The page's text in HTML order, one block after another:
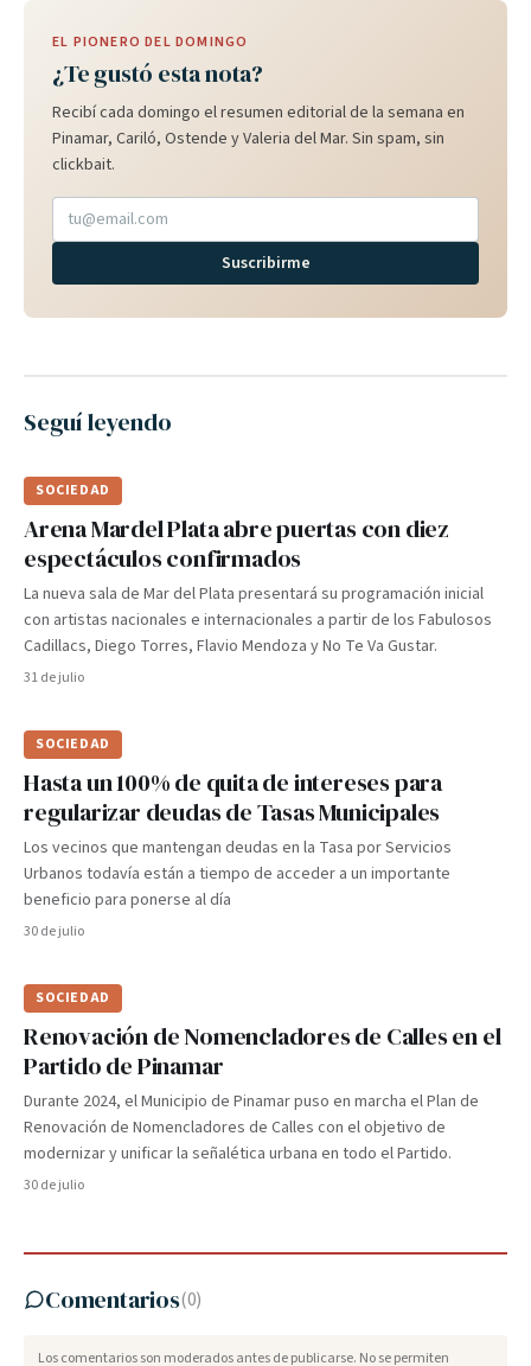
EL PIONERO DEL DOMINGO
¿Te gustó esta nota?
Recibí cada domingo el resumen editorial de la semana en
Pinamar, Cariló, Ostende y Valeria del Mar. Sin spam, sin
clickbait.
Suscribirme
Seguí leyendo
SOCIEDAD
Arena Mardel Plata abre puertas con diez
espectáculos confirmados
La nueva sala de Mar del Plata presentará su programación inicial
con artistas nacionales e internacionales a partir de los Fabulosos
Cadillacs, Diego Torres, Flavio Mendoza y No Te Va Gustar.
31 de julio
SOCIEDAD
Hasta un 100% de quita de intereses para
regularizar deudas de Tasas Municipales
Los vecinos que mantengan deudas en la Tasa por Servicios
Urbanos todavía están a tiempo de acceder a un importante
beneficio para ponerse al día
30 de julio
SOCIEDAD
Renovación de Nomencladores de Calles en el
Partido de Pinamar
Durante 2024, el Municipio de Pinamar puso en marcha el Plan de
Renovación de Nomencladores de Calles con el objetivo de
modernizar y unificar la señalética urbana en todo el Partido.
30 de julio
Comentarios(0)
Los comentarios son moderados antes de publicarse. No se permiten